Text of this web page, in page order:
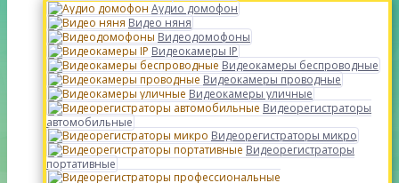
Аудио домофон
Видео няня
Видеодомофоны
Видеокамеры IP
Видеокамеры беспроводные
Видеокамеры проводные
Видеокамеры уличные
Видеорегистраторы
автомобильные
Видеорегистраторы микро
Видеорегистраторы
портативные